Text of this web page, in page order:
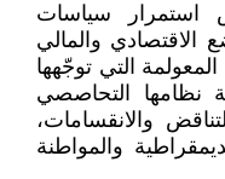
استمرار سياسات
الاقتصادي والمالي
التي توجّهها
نظامها التحاصصي
والانقسامات،
والمواطنة